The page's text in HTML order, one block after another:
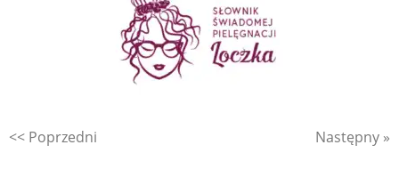
<< Poprzedni Następny »